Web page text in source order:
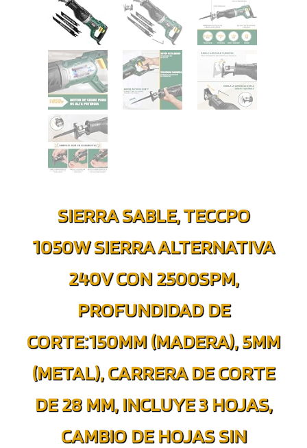
SIERRA SABLE, TECCPO
1050W SIERRA ALTERNATIVA
240V CON 2500SPM,
PROFUNDIDAD DE
CORTE:150MM (MADERA), 5MM
(METAL), CARRERA DE CORTE
DE 28 MM, INCLUYE 3 HOJAS,
CAMBIO DE HOJAS SIN